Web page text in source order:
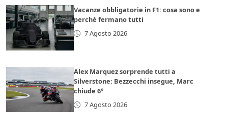
Vacanze obbligatorie in F1: cosa sono e
perché fermano tutti
7 Agosto 2026
Alex Marquez sorprende tutti a
Silverstone: Bezzecchi insegue, Marc
chiude 6°
7 Agosto 2026